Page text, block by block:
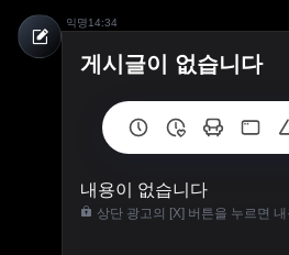
익명14:34
게시글이 없습니다
내용이 없습니다
상단 광고의 [X] 버튼을 누르면